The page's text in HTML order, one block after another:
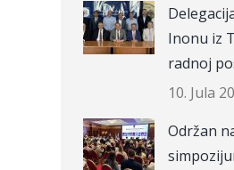
Inonu iz
radnoj
10. Jula
Održan